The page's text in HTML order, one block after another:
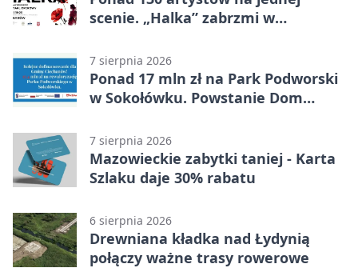
scenie. „Halka” zabrzmi w
7 sierpnia 2026
Ponad 17 mln zł na Park Podworski
w Sokołówku. Powstanie Dom
7 sierpnia 2026
Mazowieckie zabytki taniej - Karta
Szlaku daje 30% rabatu
6 sierpnia 2026
Drewniana kładka nad Łydynią
połączy ważne trasy rowerowe